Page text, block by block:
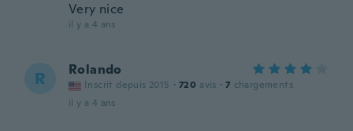
Very nice
il y a 4 ans
R Rolando
Inscrit depuis 2015 · 720 avis · 7 chargements
il y a 4 ans